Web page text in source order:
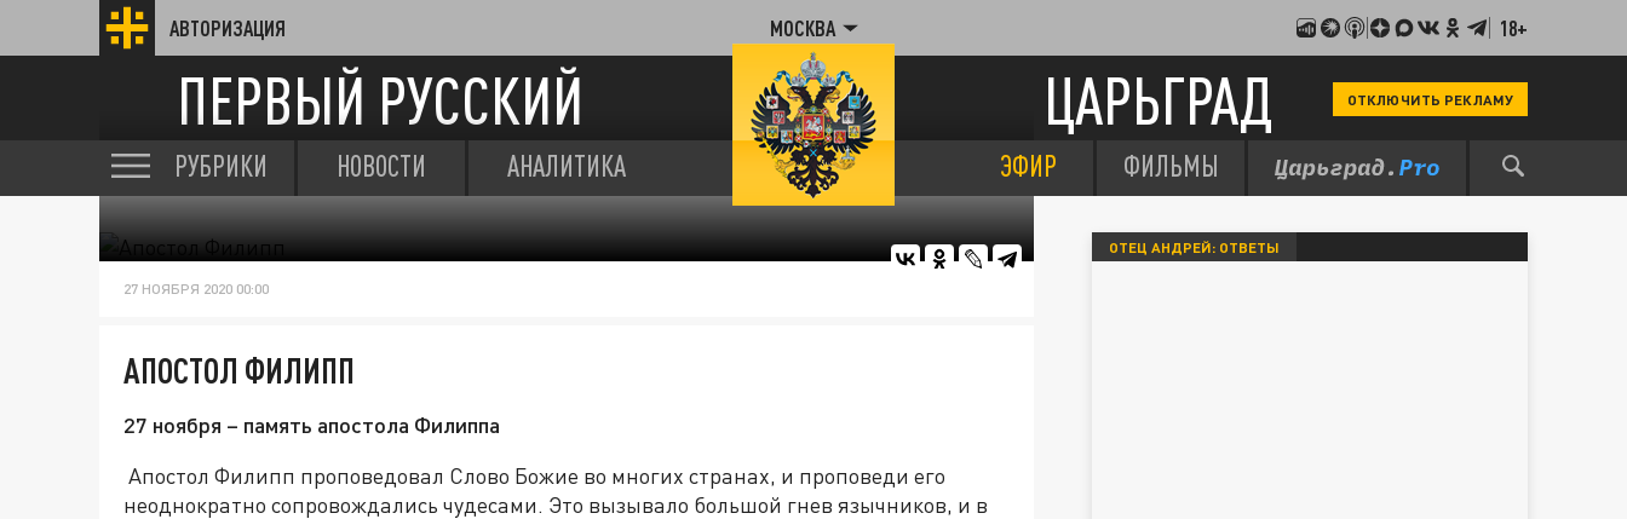
АВТОРИЗАЦИЯ МОСКВА 18+
ПЕРВЫЙ РУССКИЙ ЦАРЬГРАД ОТКЛЮЧИТЬ РЕКЛАМУ
РУБРИКИ НОВОСТИ АНАЛИТИКА ЭФИР ФИЛЬМЫ
27 НОЯБРЯ 2020 00:00
АПОСТОЛ ФИЛИПП
27 ноября – память апостола Филиппа
Апостол Филипп проповедовал Слово Божие во многих странах, и проповеди его
неоднократно сопровождались чудесами. Это вызывало большой гнев язычников, и в
ОТЕЦ АНДРЕЙ: ОТВЕТЫ